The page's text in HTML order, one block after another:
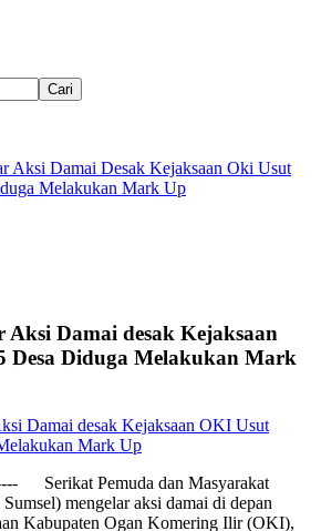
Cari
Aksi Damai Desak Kejaksaan Oki Usut
Melakukan Mark Up
Aksi Damai desak Kejaksaan
Desa Diduga Melakukan Mark
Serikat Pemuda dan Masyarakat
mengelar aksi damai di depan
Kabupaten Ogan Komering Ilir (OKI),